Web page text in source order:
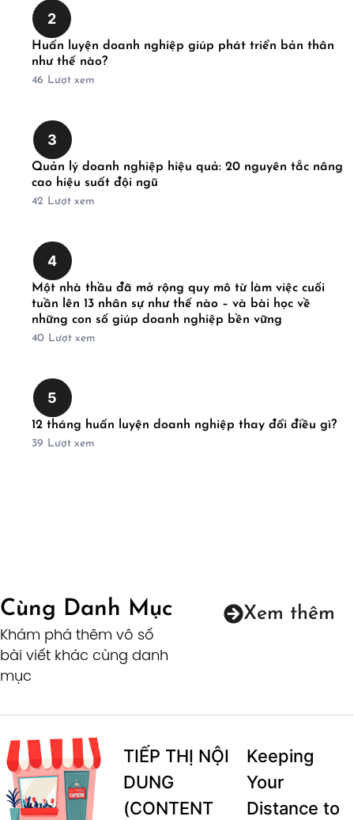
2
Huấn luyện doanh nghiệp giúp phát triển bản thân
như thế nào?
46 Lượt xem
3
Quản lý doanh nghiệp hiệu quả: 20 nguyên tắc nâng
cao hiệu suất đội ngũ
42 Lượt xem
4
Một nhà thầu đã mở rộng quy mô từ làm việc cuối
tuần lên 13 nhân sự như thế nào – và bài học về
những con số giúp doanh nghiệp bền vững
40 Lượt xem
5
12 tháng huấn luyện doanh nghiệp thay đổi điều gì?
39 Lượt xem
Cùng Danh Mục
Khám phá thêm vô số
bài viết khác cùng danh
mục
Xem thêm
TIẾP THỊ NỘI
DUNG
(CONTENT
Keeping
Your
Distance to